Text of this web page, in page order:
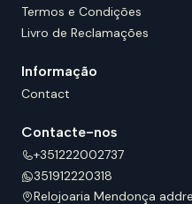
Termos e Condições
Livro de Reclamações
Informação
Contact
Contacte-nos
+351222002737
351912220318
Relojoaria Mendonça